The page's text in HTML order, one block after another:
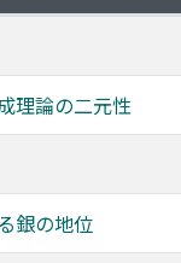
理論の二元性
銀の地位